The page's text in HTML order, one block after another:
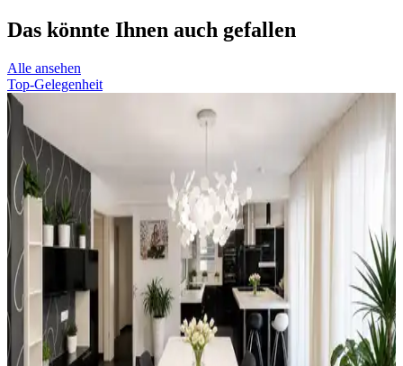
Das könnte Ihnen auch gefallen
Alle ansehen
Top-Gelegenheit